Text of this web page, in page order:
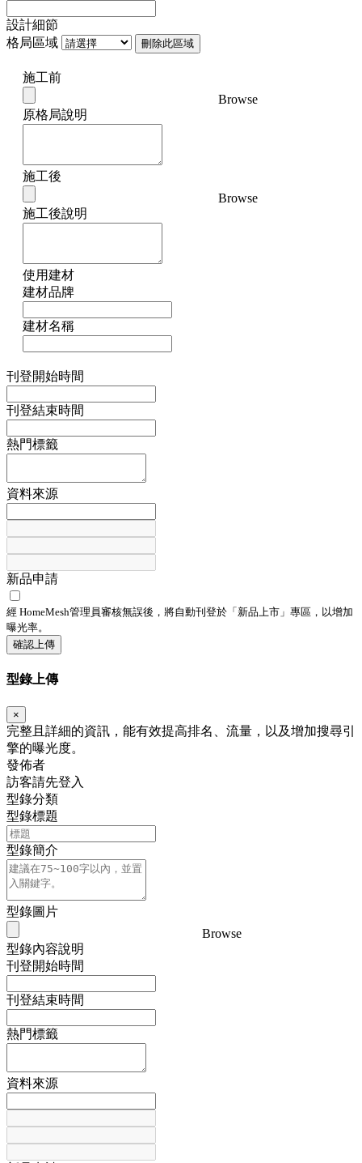
設計細節
格局區域
刪除此區域
施工前
Browse
原格局說明
施工後
Browse
施工後說明
使用建材
建材品牌
建材名稱
刊登開始時間
刊登結束時間
熱門標籤
資料來源
新品申請
經 HomeMesh管理員審核無誤後，將自動刊登於「 新品上市 」專區，以增加
曝光率。
確認上傳
型錄上傳
×
完整且詳細的資訊，能有效提高排名、流量，以及增加搜尋引
擎的曝光度。
發佈者
訪客請先登入
型錄分類
型錄標題
型錄簡介
型錄圖片
Browse
型錄內容說明
刊登開始時間
刊登結束時間
熱門標籤
資料來源